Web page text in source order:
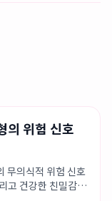
의 위험 신호
무의식적 위험 신호
고 건강한 친밀감을